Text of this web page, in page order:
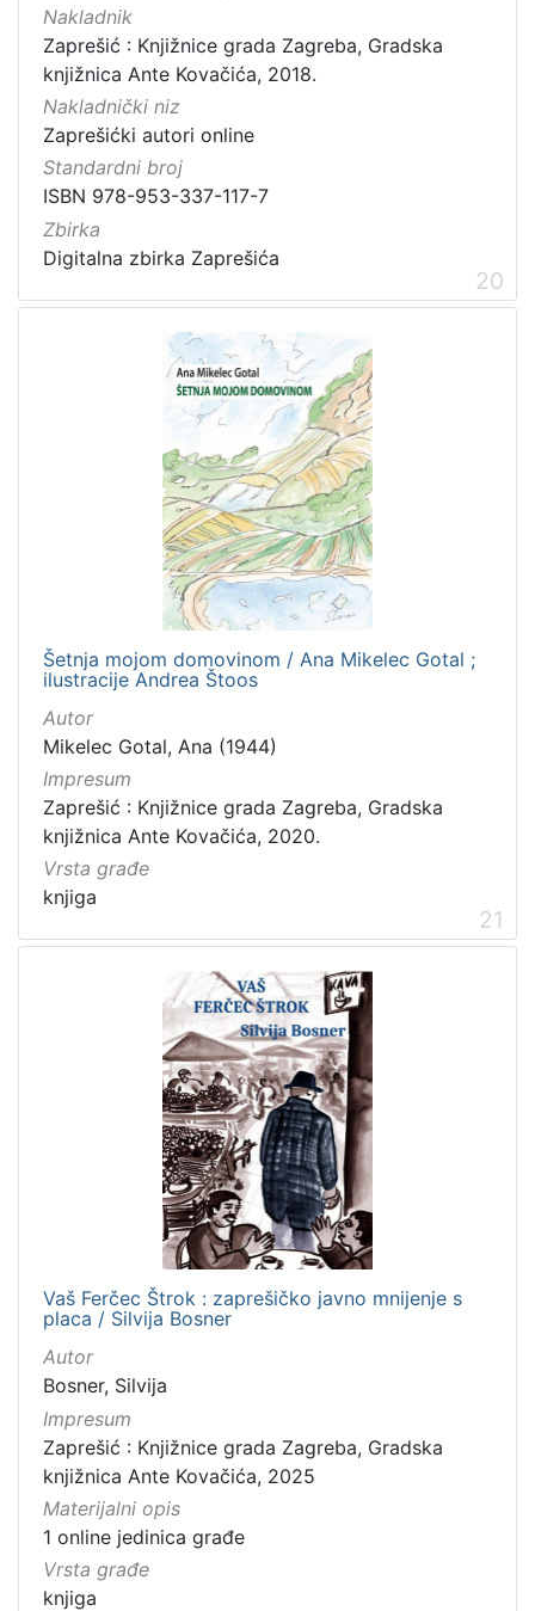
Nakladnik
Zaprešić : Knjižnice grada Zagreba, Gradska
knjižnica Ante Kovačića, 2018.
Nakladnički niz
Zaprešićki autori online
Standardni broj
ISBN 978-953-337-117-7
Zbirka
Digitalna zbirka Zaprešića
20
Šetnja mojom domovinom / Ana Mikelec Gotal ;
ilustracije Andrea Štoos
Autor
Mikelec Gotal, Ana (1944)
Impresum
Zaprešić : Knjižnice grada Zagreba, Gradska
knjižnica Ante Kovačića, 2020.
Vrsta građe
knjiga
21
Vaš Ferčec Štrok : zaprešičko javno mnijenje s
placa / Silvija Bosner
Autor
Bosner, Silvija
Impresum
Zaprešić : Knjižnice grada Zagreba, Gradska
knjižnica Ante Kovačića, 2025
Materijalni opis
1 online jedinica građe
Vrsta građe
knjiga